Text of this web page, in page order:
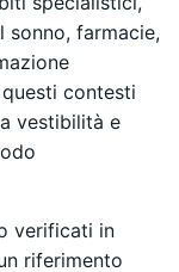
sonno, farmacie,
contesti
vestibilità e
verificati in
riferimento